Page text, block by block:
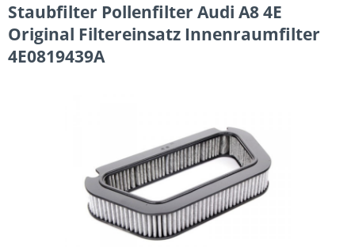
Staubfilter Pollenfilter Audi A8 4E
Original Filtereinsatz Innenraumfilter
4E0819439A